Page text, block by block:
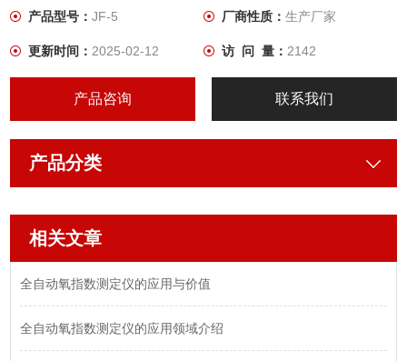
产品型号：JF-5 厂商性质： 生产厂家
更新时间：2025-02-12 访 问 量： 2142
产品咨询 联系我们
产品分类
相关文章
全自动氧指数测定仪的应用与价值
全自动氧指数测定仪的应用领域介绍